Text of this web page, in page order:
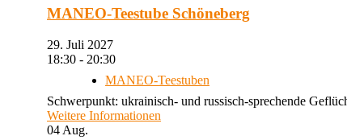
MANEO-Teestube Schöneberg
29. Juli 2027
18:30 - 20:30
MANEO-Teestuben
Schwerpunkt: ukrainisch- und russisch-sprechende
Weitere Informationen
04 Aug.